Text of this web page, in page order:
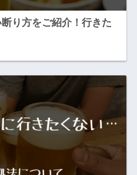
り方をご紹介！行きた